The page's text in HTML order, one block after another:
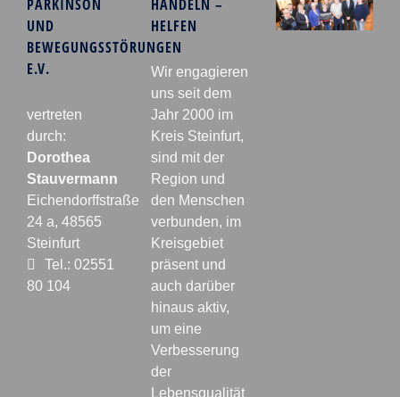
PARKINSON
UND
BEWEGUNGSSTÖRUNGEN
E.V.
vertreten
durch:
Dorothea
Stauvermann
Eichendorffstraße
24 a, 48565
Steinfurt
Tel.: 02551
80 104
HANDELN –
HELFEN
Wir engagieren
uns seit dem
Jahr 2000 im
Kreis Steinfurt,
sind mit der
Region und
den Menschen
verbunden, im
Kreisgebiet
präsent und
auch darüber
hinaus aktiv,
um eine
Verbesserung
der
Lebensqualität